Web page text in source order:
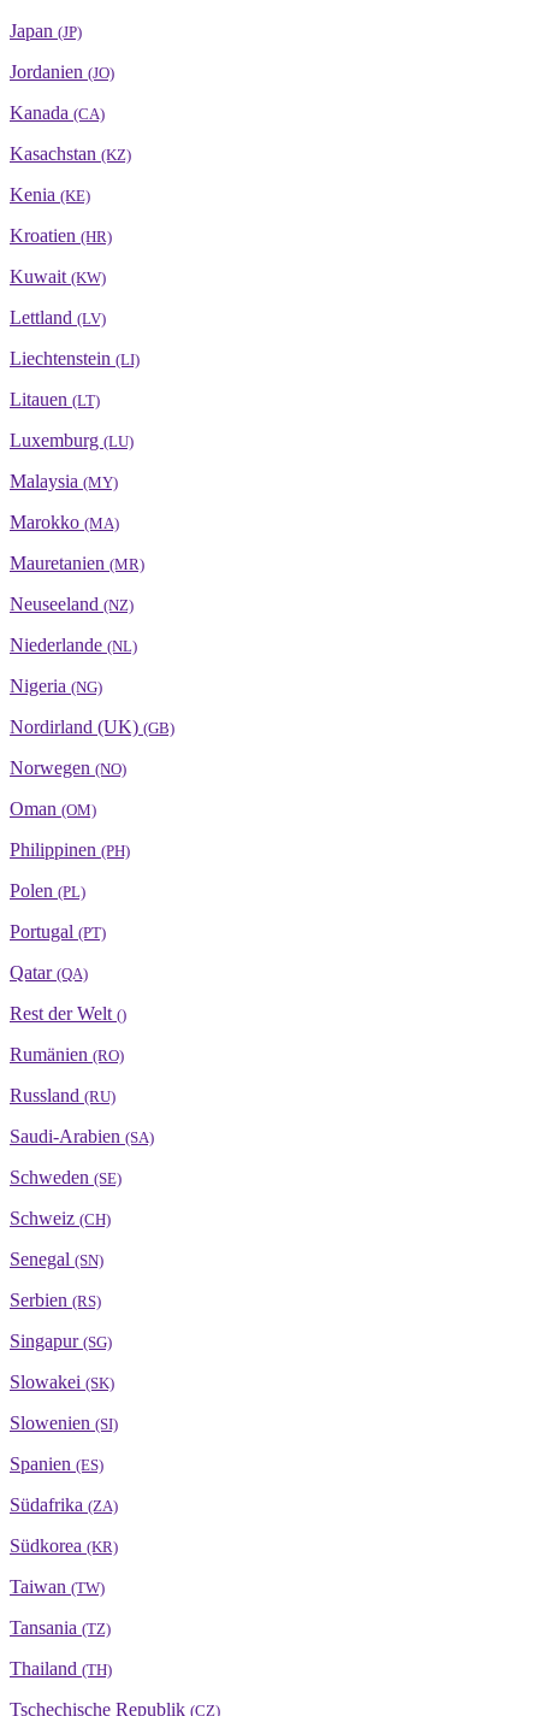
Japan (JP)
Jordanien (JO)
Kanada (CA)
Kasachstan (KZ)
Kenia (KE)
Kroatien (HR)
Kuwait (KW)
Lettland (LV)
Liechtenstein (LI)
Litauen (LT)
Luxemburg (LU)
Malaysia (MY)
Marokko (MA)
Mauretanien (MR)
Neuseeland (NZ)
Niederlande (NL)
Nigeria (NG)
Nordirland (UK) (GB)
Norwegen (NO)
Oman (OM)
Philippinen (PH)
Polen (PL)
Portugal (PT)
Qatar (QA)
Rest der Welt ()
Rumänien (RO)
Russland (RU)
Saudi-Arabien (SA)
Schweden (SE)
Schweiz (CH)
Senegal (SN)
Serbien (RS)
Singapur (SG)
Slowakei (SK)
Slowenien (SI)
Spanien (ES)
Südafrika (ZA)
Südkorea (KR)
Taiwan (TW)
Tansania (TZ)
Thailand (TH)
Tschechische Republik (CZ)